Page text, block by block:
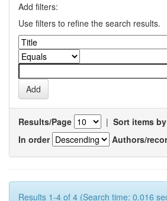
Add filters:
Use filters to refine the search results.
Results/Page | Sort items by
In order
Authors/
Results 1-4 of 4 (Search time: 0.016